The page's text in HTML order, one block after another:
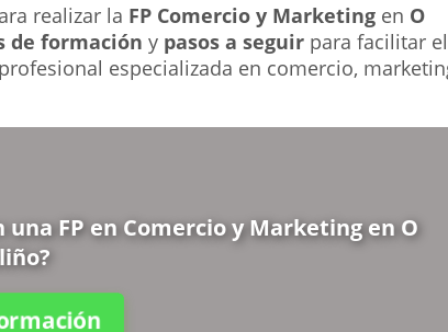
realizar la FP Comercio y Marketing en O
de formación y pasos a seguir para facilitar el
especializada en comercio,
FP en Comercio y Marketing en O